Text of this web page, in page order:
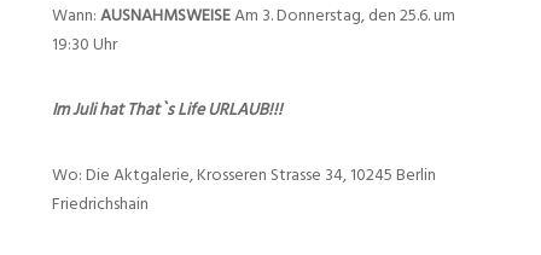
Wann:AUSNAHMSWEISEAm 3. Donnerstag, den 25.6. um
19:30 Uhr
Im Juli hat That`s Life URLAUB!!!
Wo: Die Aktgalerie, Krosseren Strasse 34, 10245 Berlin
Friedrichshain